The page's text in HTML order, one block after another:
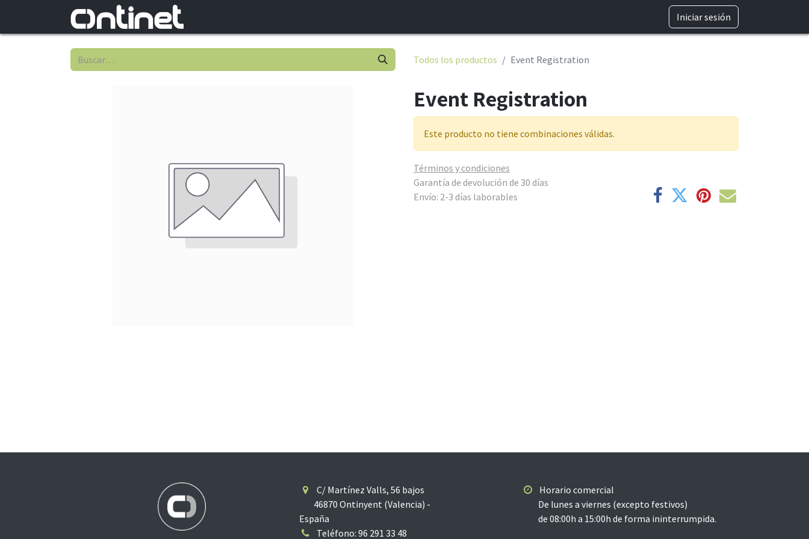
Iniciar sesión
Todos los productos Event Registration
Event Registration
Este producto no tiene combinaciones válidas.
Términos y condiciones
Garantía de devolución de 30 días
Envío: 2-3 días laborables
Horario comercial
De lunes a viernes (excepto festivos)
de 08:00h a 15:00h de forma ininterrumpida.
C/ Martínez Valls, 56 bajos
46870 Ontinyent (Valencia) -
España
Teléfono: 96 291 33 48